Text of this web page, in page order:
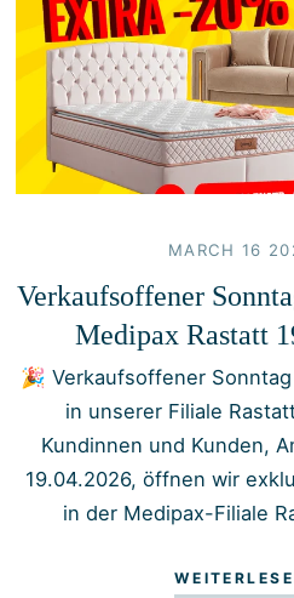
MARCH 16
Verkaufsoffener
Medipax Rastatt
🎉 Verkaufsoffener
in unserer Filiale
Kundinnen und Kunden,
19.04.2026, öffnen wir
in der Medipax-Filiale